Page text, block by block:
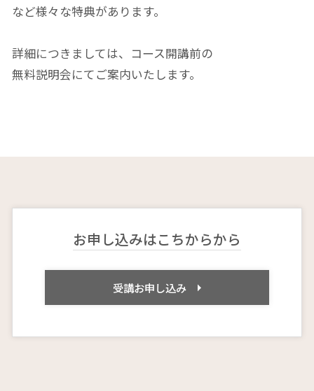
など様々な特典があります。
詳細につきましては、コース開講前の
無料説明会にてご案内いたします。
お申し込みはこちからから
受講お申し込み